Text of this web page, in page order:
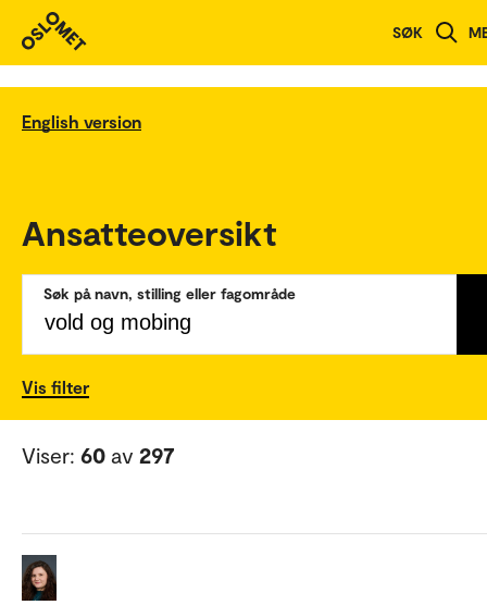
SØK
English version
Ansatteoversikt
Søk på navn, stilling eller fagområde
Vis filter
Viser: 60 av 297